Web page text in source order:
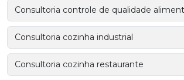
Consultoria controle de qualidade
Consultoria cozinha industrial
Consultoria cozinha restaurante